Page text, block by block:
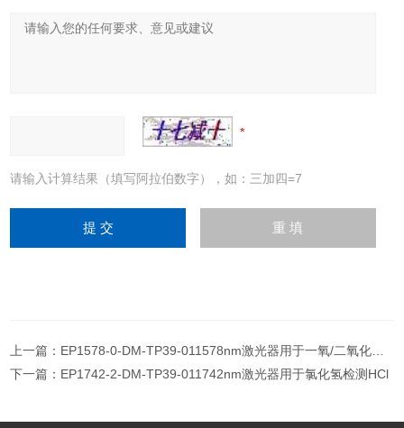
请输入计算结果（填写阿拉伯数字），如：三加四=7
上一篇： EP1578-0-DM-TP39-011578nm激光器用于一氧/二氧化碳检测CO/CO2
下一篇： EP1742-2-DM-TP39-011742nm激光器用于氯化氢检测HCl